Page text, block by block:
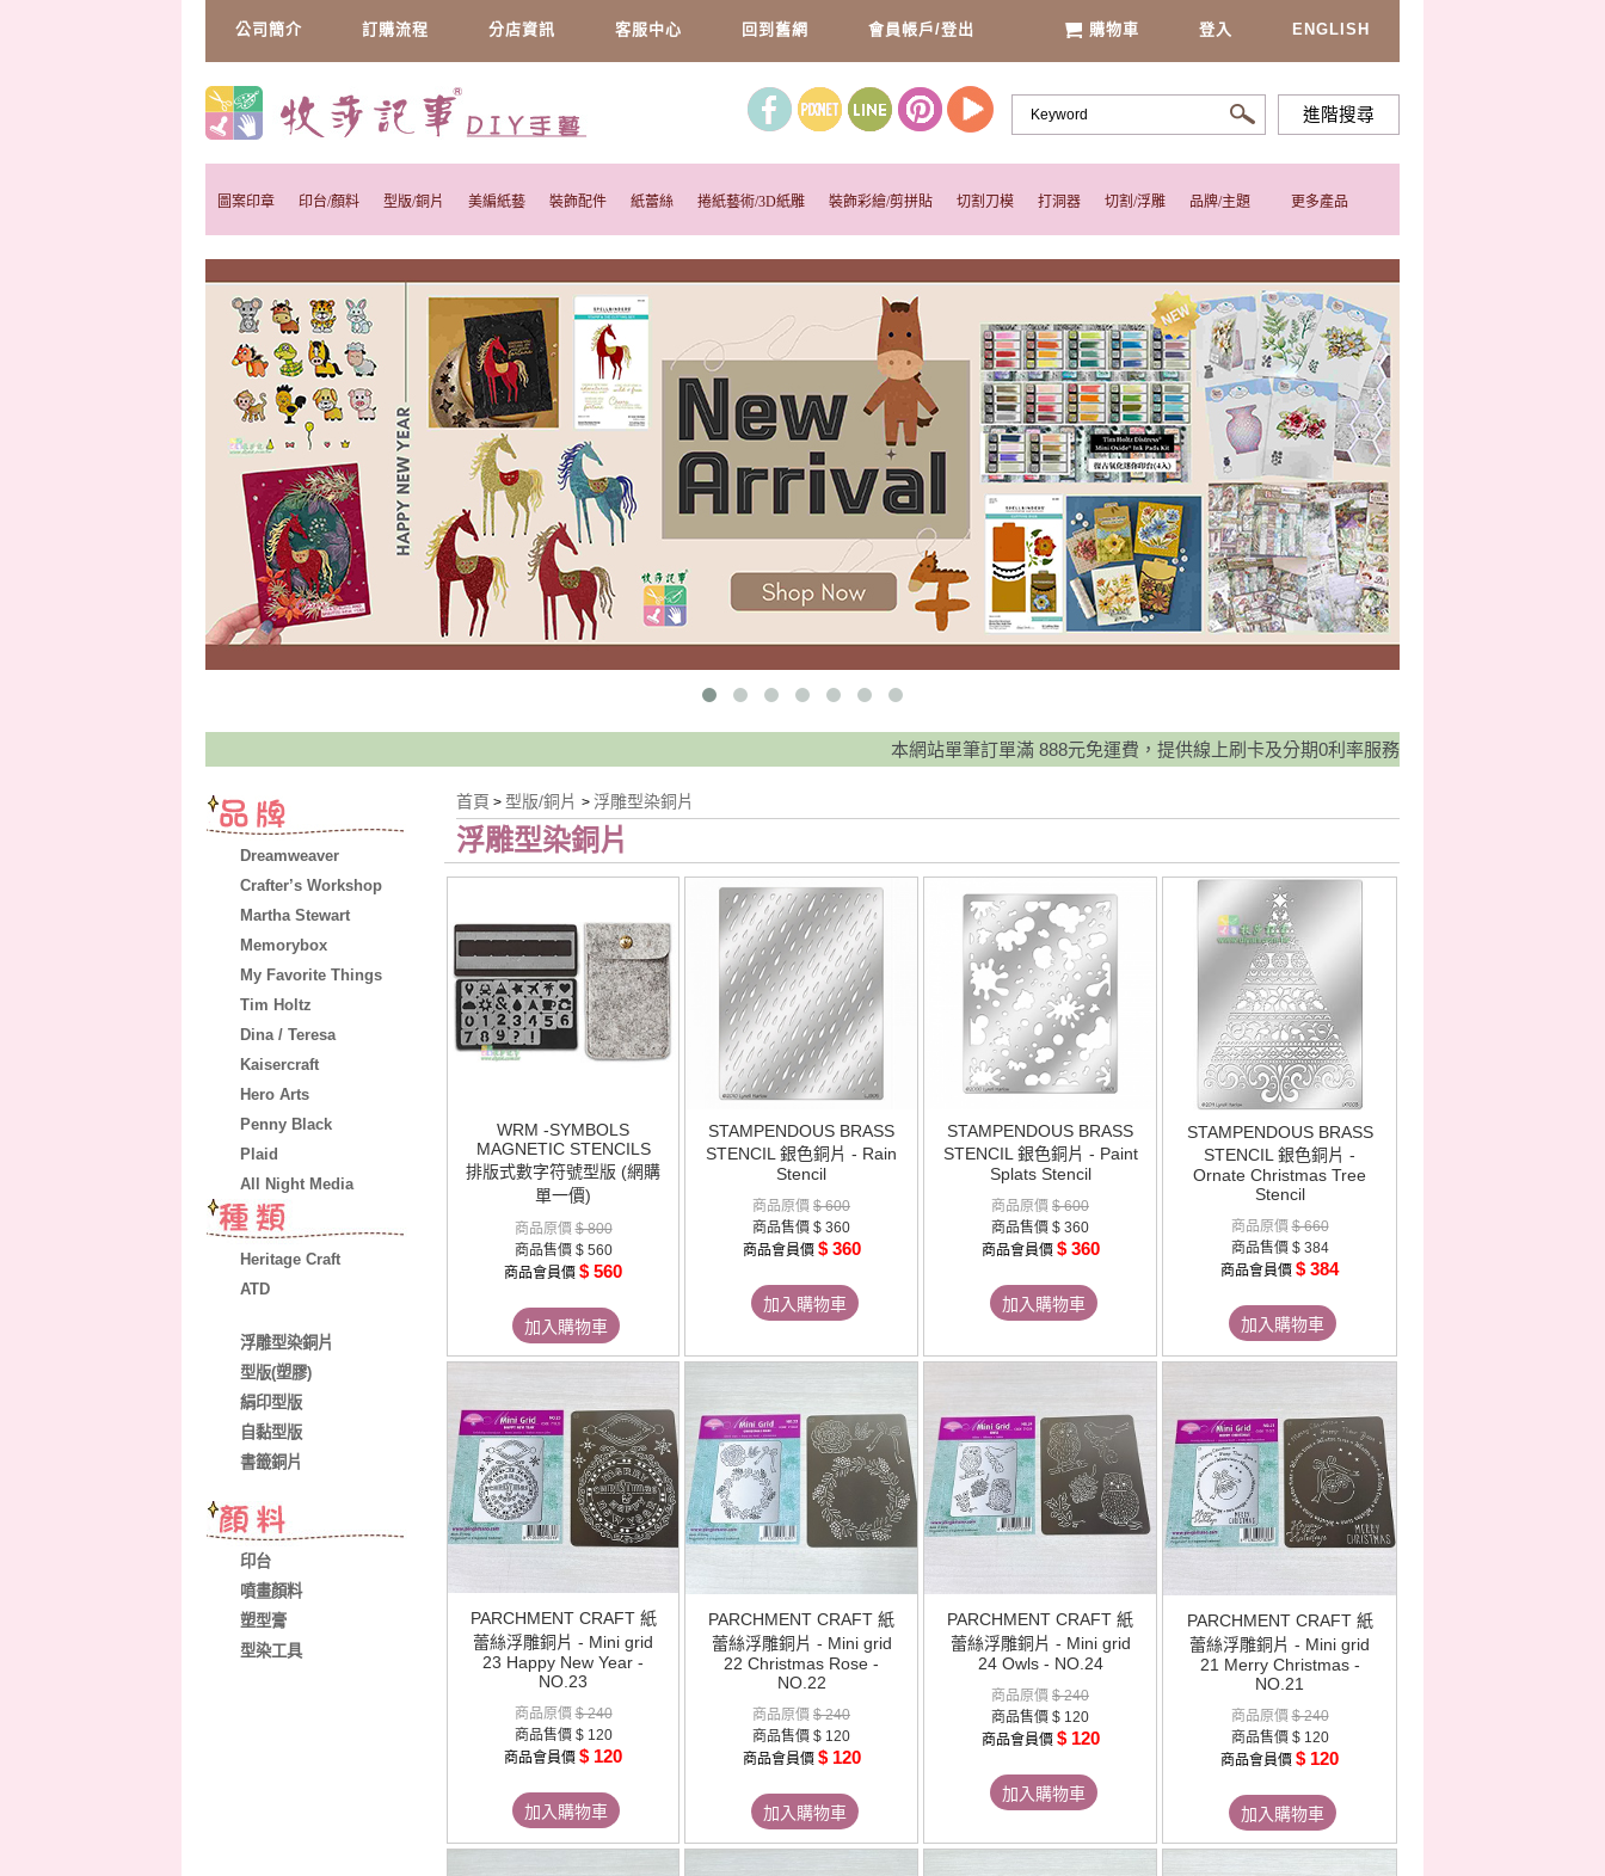
公司簡介 訂購流程 分店資訊 客服中心 回到舊網 會員帳戶/登出 購物車 登入 ENGLISH
進階搜尋
圖案印章 印台/顏料 型版/銅片 美編紙藝 裝飾配件 紙蕾絲 捲紙藝術/3D紙雕 裝飾彩繪/剪拼貼 切割刀模 打洞器 切割/浮雕 品牌/主題 更多產品
本網站單筆訂單滿 888元免運費，提供線上刷卡及分期0利率服務，並有宅配貨到付款方式，歡迎多加利
Dreamweaver
Crafter’s Workshop
Martha Stewart
Memorybox
My Favorite Things
Tim Holtz
Dina / Teresa
Kaisercraft
Hero Arts
Penny Black
Plaid
All Night Media
Heritage Craft
ATD
浮雕型染銅片
型版(塑膠)
絹印型版
自黏型版
書籤銅片
印台
噴畫顏料
塑型膏
型染工具
首頁 > 型版/銅片 > 浮雕型染銅片
浮雕型染銅片
WRM -SYMBOLS
MAGNETIC STENCILS
排版式數字符號型版 (網購
單一價)
商品原價$ 800
商品售價 $ 560
商品會員價 $ 560
加入購物車
STAMPENDOUS BRASS
STENCIL 銀色銅片 - Rain
Stencil
商品原價 $ 600
商品售價 $ 360
商品會員價 $ 360
加入購物車
STAMPENDOUS BRASS
STENCIL 銀色銅片 - Paint
Splats Stencil
商品原價 $ 600
商品售價 $ 360
商品會員價 $ 360
加入購物車
STAMPENDOUS BRASS
STENCIL 銀色銅片 -
Ornate Christmas Tree
Stencil
商品原價$ 660
商品售價 $ 384
商品會員價 $ 384
加入購物車
PARCHMENT CRAFT 紙
蕾絲浮雕銅片 - Mini grid
23 Happy New Year -
NO.23
商品原價$ 240
商品售價 $ 120
商品會員價 $ 120
加入購物車
PARCHMENT CRAFT 紙
蕾絲浮雕銅片 - Mini grid
22 Christmas Rose -
NO.22
商品原價 $ 240
商品售價 $ 120
商品會員價 $ 120
加入購物車
PARCHMENT CRAFT 紙
蕾絲浮雕銅片 - Mini grid
24 Owls - NO.24
商品原價 $ 240
商品售價 $ 120
商品會員價 $ 120
加入購物車
PARCHMENT CRAFT 紙
蕾絲浮雕銅片 - Mini grid
21 Merry Christmas -
NO.21
商品原價$ 240
商品售價 $ 120
商品會員價 $ 120
加入購物車